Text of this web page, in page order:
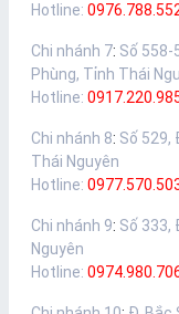
Hotline:
Chi nhánh 7: Số 558-
Phùng, Tỉnh Thái
Hotline:
Chi nhánh 8: Số 529,
Thái Nguyên
Hotline:
Chi nhánh 9: Số 333,
Nguyên
Hotline: